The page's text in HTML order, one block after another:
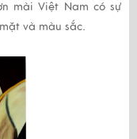
mài Việt Nam có sự
và màu sắc.